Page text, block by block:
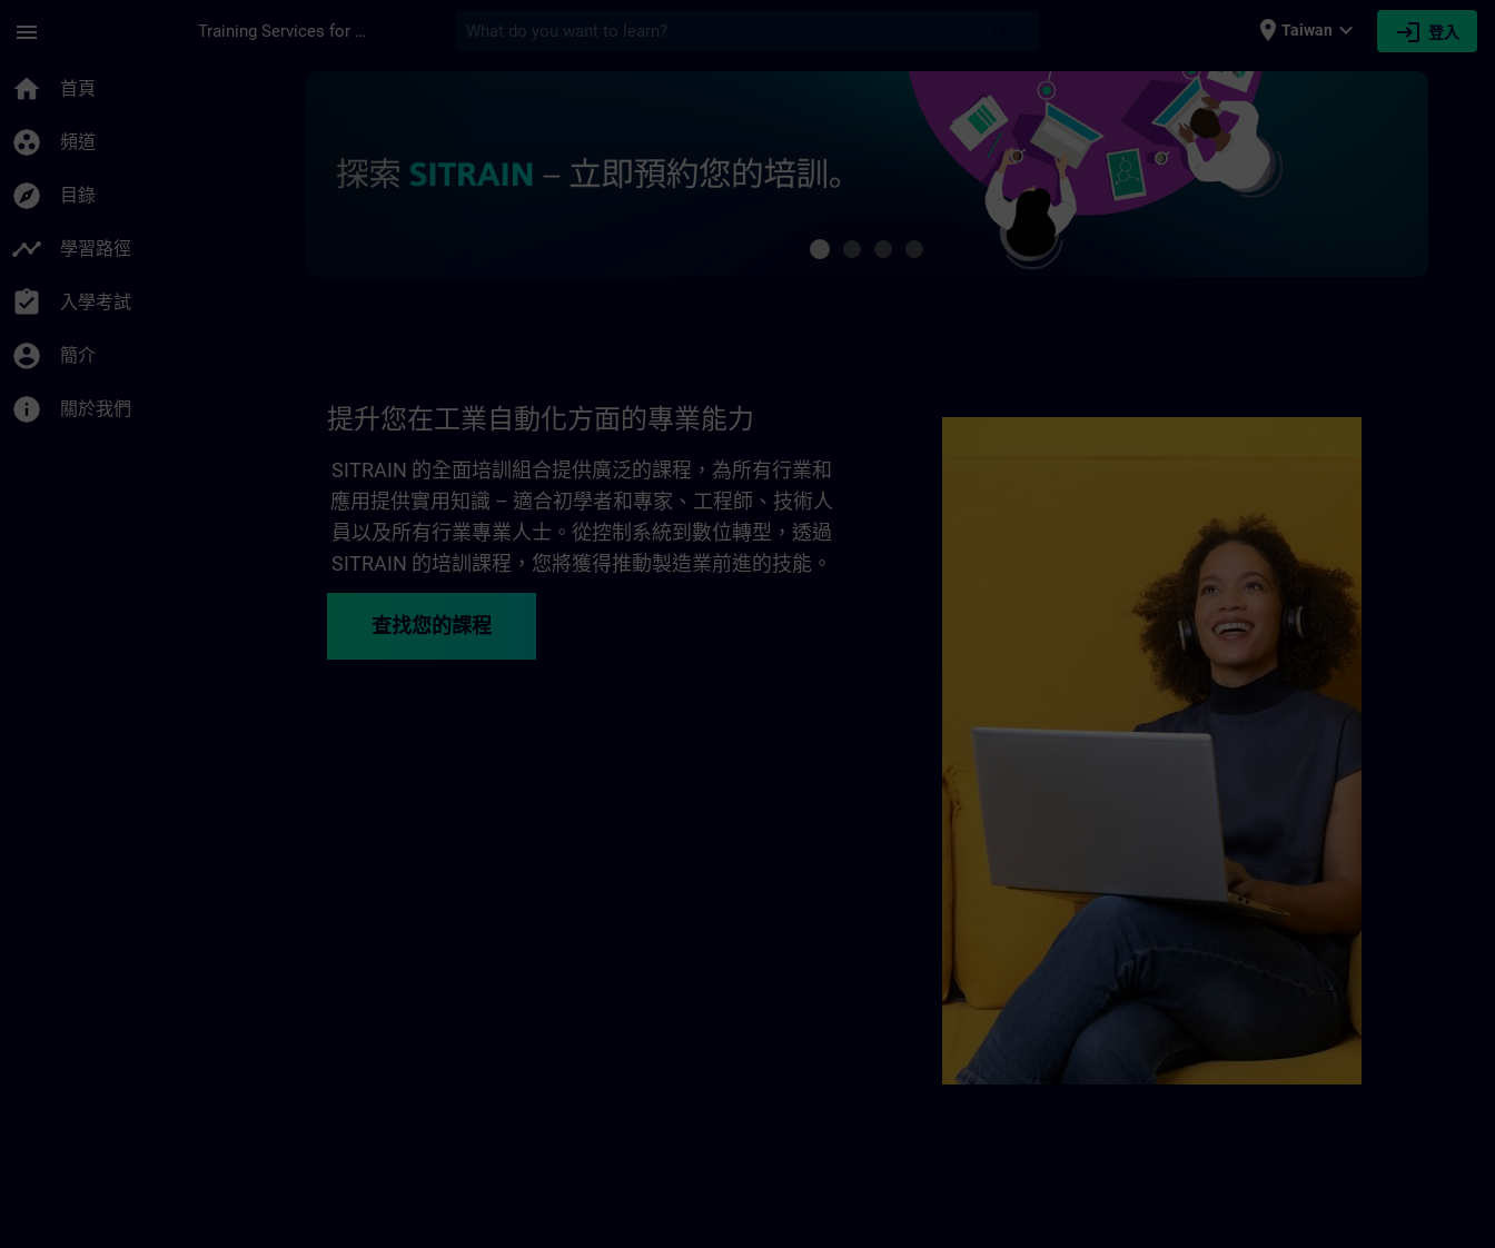
menu Training Services for Digital Industries place Taiwan expand_more login 登入
home 首頁
group_work 頻道
explore 目錄
timeline 學習路徑
assignment_turned_in 入學考試
account_circle 簡介
info 關於我們 提升您在工業自動化方面的專業能力
SITRAIN 的全面培訓組合提供廣泛的課程，為所有行業和
應用提供實用知識 – 適合初學者和專家、工程師、技術人
員以及所有行業專業人士。從控制系統到數位轉型，透過
SITRAIN 的培訓課程，您將獲得推動製造業前進的技能。
查找您的課程